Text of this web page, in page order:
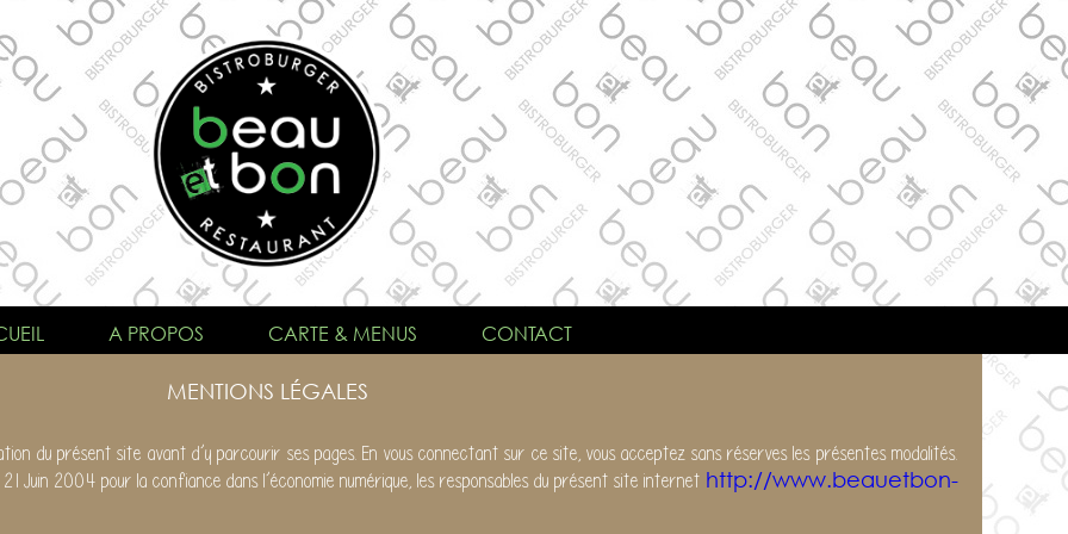
A PROPOS CARTE & MENUS CONTACT
MENTIONS LÉGALES
du présent site avant d’y parcourir ses pages. En vous connectant sur ce site, vous acceptez sans réserves les présentes modalités.
Juin 2004 pour la confiance dans l’économie numérique, les responsables du présent site internet http://www.beauetbon-